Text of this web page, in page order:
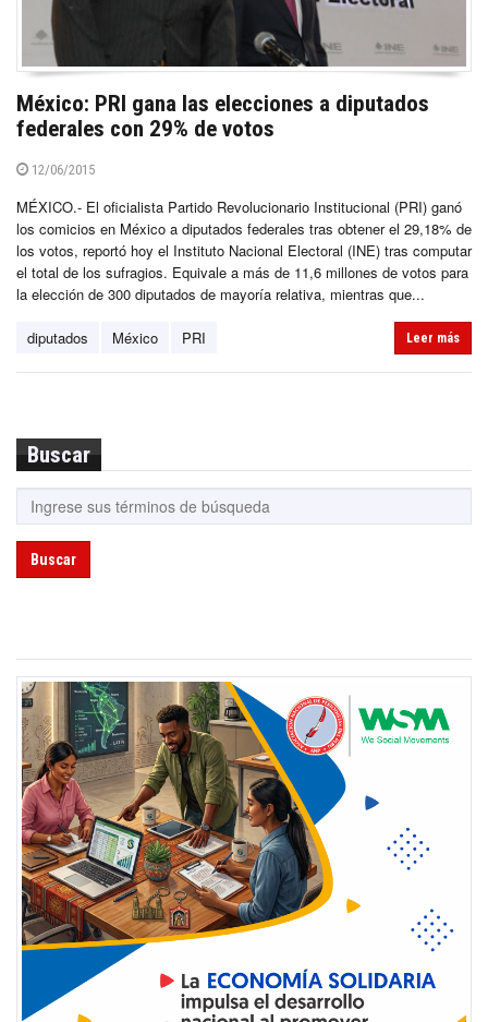
México: PRI gana las elecciones a diputados
federales con 29% de votos
12/06/2015
MÉXICO.- El oficialista Partido Revolucionario Institucional (PRI) ganó
los comicios en México a diputados federales tras obtener el 29,18% de
los votos, reportó hoy el Instituto Nacional Electoral (INE) tras computar
el total de los sufragios. Equivale a más de 11,6 millones de votos para
la elección de 300 diputados de mayoría relativa, mientras que...
diputados México PRI Leer más
Buscar
Buscar